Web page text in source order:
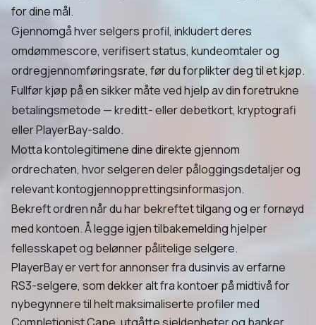
for dine mål.
Gjennomgå hver selgers profil, inkludert deres
omdømmescore, verifisert status, kundeomtaler og
ordregjennomføringsrate, før du forplikter deg til et kjøp.
Fullfør kjøp på en sikker måte ved hjelp av din foretrukne
betalingsmetode — kreditt- eller debetkort, kryptografi
eller PlayerBay-saldo.
Motta kontolegitimene dine direkte gjennom
ordrechaten, hvor selgeren deler påloggingsdetaljer og
relevant kontogjennopprettingsinformasjon.
Bekreft ordren når du har bekreftet tilgang og er fornøyd
med kontoen. Å legge igjen tilbakemelding hjelper
fellesskapet og belønner pålitelige selgere.
PlayerBay er vert for annonser fra dusinvis av erfarne
RS3-selgere, som dekker alt fra kontoer på midtivå for
nybegynnere til helt maksimaliserte profiler med